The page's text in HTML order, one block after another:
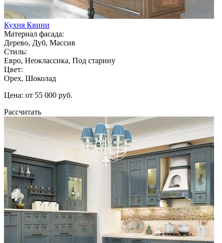
Кухня Квини
Материал фасада:
Дерево, Дуб, Массив
Стиль:
Евро, Неоклассика, Под старину
Цвет:
Орех, Шоколад
Цена: от 55 000 руб.
Рассчитать